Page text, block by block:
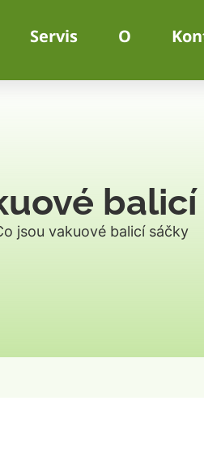
Servis O
jsou vakuové balicí sáčky